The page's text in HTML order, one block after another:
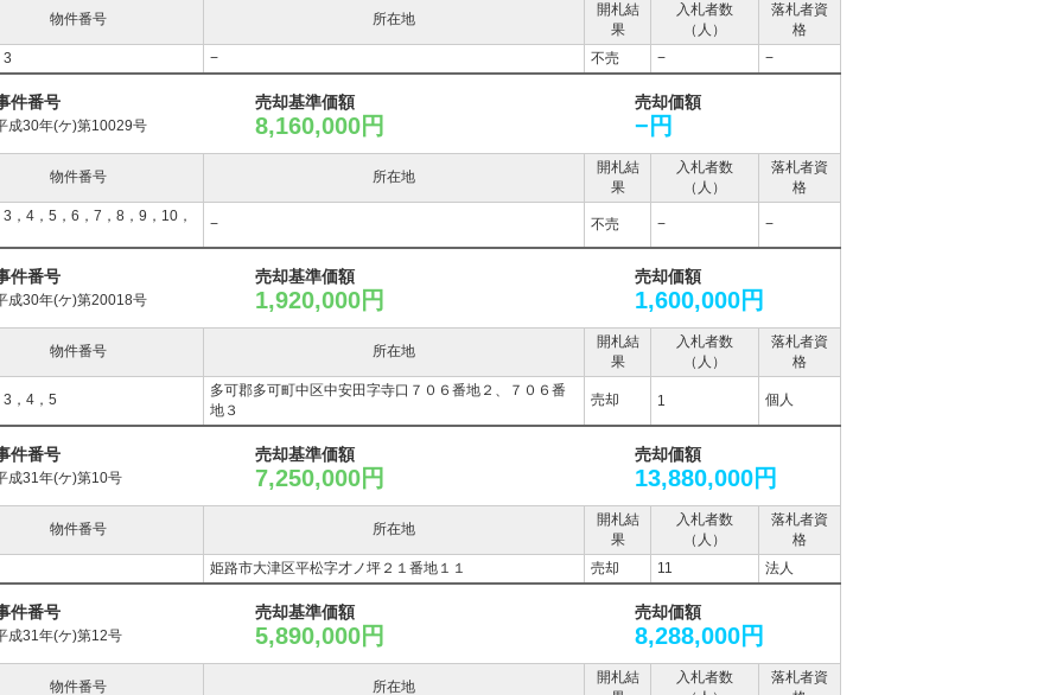
物件番号 所在地
開札結
果
入札者数
（人）
落札者資
格
3
− 不売 − −
件番号
成30年(ケ)第10029号
売却基準価額
8,160,000円
売却価額
−円
物件番号 所在地
開札結
果
入札者数
（人）
落札者資
格
3，4，5，6，7，8，9，10，
− 不売 − −
件番号
成30年(ケ)第20018号
売却基準価額
1,920,000円
売却価額
1,600,000円
物件番号 所在地
開札結
果
入札者数
（人）
落札者資
格
3，4，5
多可郡多可町中区中安田字寺口７０６番地２、７０６番
地３
売却 1 個人
件番号
成31年(ケ)第10号
売却基準価額
7,250,000円
売却価額
13,880,000円
物件番号 所在地
開札結
果
入札者数
（人）
落札者資
格
姫路市大津区平松字才ノ坪２１番地１１ 売却 11 法人
件番号
成31年(ケ)第12号
売却基準価額
5,890,000円
売却価額
8,288,000円
物件番号 所在地
開札結
入札者数
落札者資